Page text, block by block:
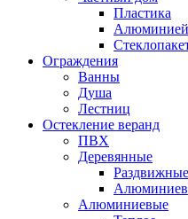
Пластика
Алюминией
Ограждения
Ванны
Душа
Лестниц
Остекление веранд
ПВХ
Деревянные
Раздвижные
Алюминиевые